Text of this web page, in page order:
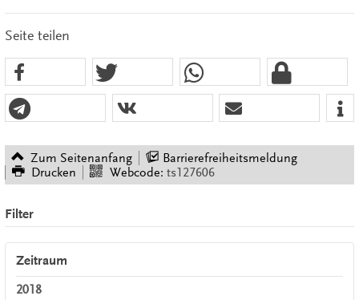
Seite teilen
Zum Seitenanfang
Barrierefreiheitsmeldung
Drucken
Webcode: ts127606
Filter
Zeitraum
2018